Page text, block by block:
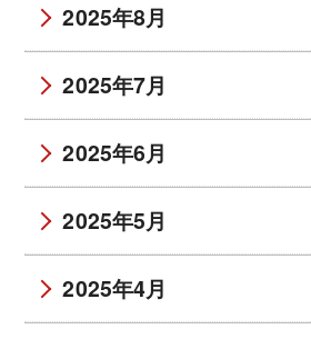
2025年8月
2025年7月
2025年6月
2025年5月
2025年4月